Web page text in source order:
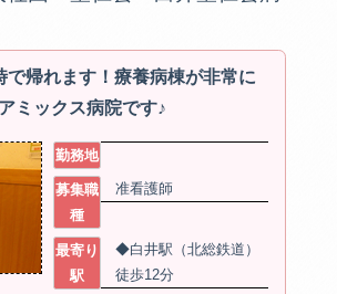
で帰れます！療養病棟が非常に
ミックス病院です♪
勤務地
募集職
種
准看護師
最寄り
駅
◆白井駅（北総鉄道）
徒歩12分